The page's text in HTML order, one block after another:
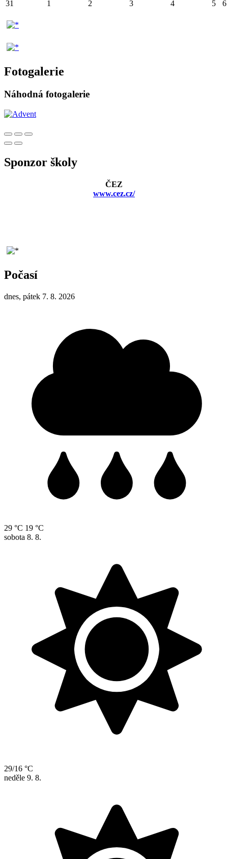
31 1 2 3 4 5 6
Fotogalerie
Náhodná fotogalerie
Sponzor školy
ČEZ
www.cez.cz/
Počasí
dnes, pátek 7. 8. 2026
29 °C 19 °C
sobota 8. 8.
29/16 °C
neděle 9. 8.